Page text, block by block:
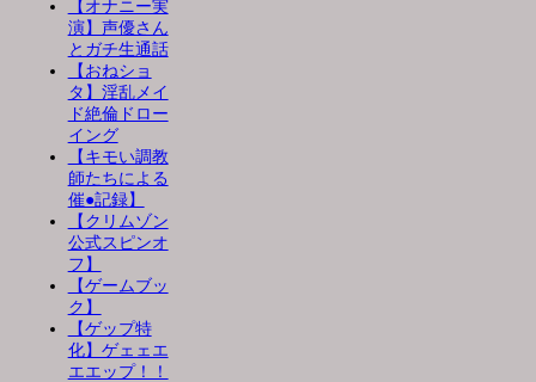
【オナニー実
演】声優さん
とガチ生通話
【おねショ
タ】淫乱メイ
ド絶倫ドロー
イング
【キモい調教
師たちによる
催●記録】
【クリムゾン
公式スピンオ
フ】
【ゲームブッ
ク】
【ゲップ特
化】ゲェェエ
エエップ！！